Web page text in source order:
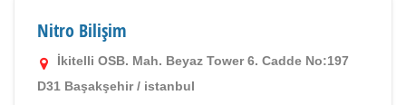
Nitro Bilişim
İkitelli OSB. Mah. Beyaz Tower 6. Cadde No:197
D31 Başakşehir / istanbul